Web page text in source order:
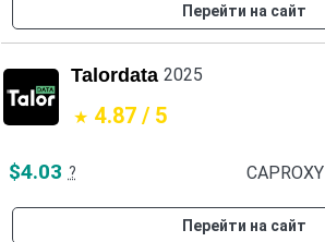
Перейти на сайт
Talordata 2025
4.87 / 5
$4.03 ? CAPROXY
Перейти на сайт